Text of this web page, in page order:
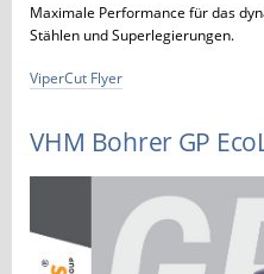
Maximale Performance für das
Stählen und Superlegierungen.
ViperCut Flyer
VHM Bohrer GP